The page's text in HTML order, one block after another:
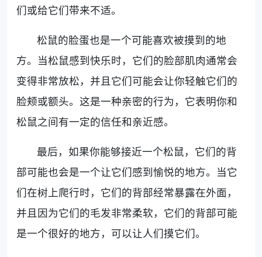
们或给它们带来不适。
松鼠的脸蛋也是一个可能喜欢被摸到的地
方。当松鼠感到快乐时，它们的脸部肌肉通常会
变得非常放松，并且它们可能会让你轻触它们的
脸颊或额头。这是一种亲密的行为，它表明你和
松鼠之间有一定的信任和亲近感。
最后，如果你能够接近一个松鼠，它们的背
部可能也会是一个让它们感到愉悦的地方。当它
们在树上爬行时，它们的背部经常暴露在外面，
并且因为它们的毛发非常柔软，它们的背部可能
是一个很好的地方，可以让人们摸它们。